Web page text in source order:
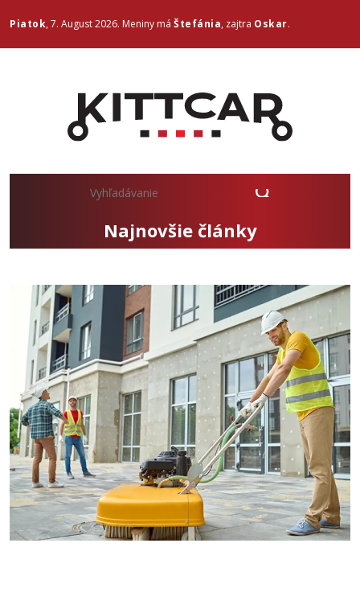
Piatok, 7. August 2026. Meniny má Štefánia, zajtra Oskar.
Najnovšie články